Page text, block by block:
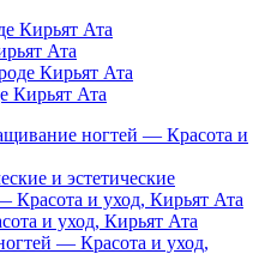
Кирьят Ата
Ата
Кирьят Ата
Кирьят Ата
ногтей — Красота и
и эстетические
Красота и уход, Кирьят Ата
и уход, Кирьят Ата
— Красота и уход,